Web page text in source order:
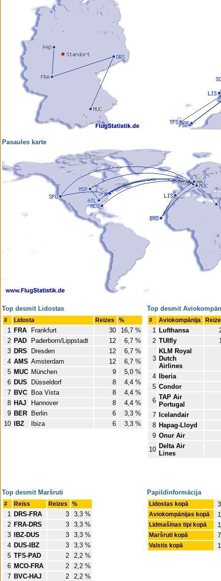
Pasaules karte
Top desmit Lidostas
# Lidosta Reizes %
1 FRA Frankfurt 30
16,7 %
2 PAD Paderborn/Lippstadt 12
6,7 %
3 DRS Dresden 12
6,7 %
4 AMS Amsterdam 12
6,7 %
5 MUC München 9
5,0 %
6 DUS Düsseldorf 8
4,4 %
7 BVC Boa Vista 8
4,4 %
8 HAJ Hannover 8
4,4 %
9 BER Berlin 6
3,3 %
10
IBZ Ibiza 6 3,3 %
Top desmit
# Aviokompānija
1 Lufthansa
2 TUIfly
3
KLM Royal
Dutch
Airlines
4
Iberia
5 Condor
6 TAP Air
Portugal
7
Icelandair
8 Hapag-Lloyd
9 Onur Air
10 Delta Air
Lines
Top desmit Maršruti
# Reiss Reizes %
1 DRS-FRA 3
3,3 %
2 FRA-DRS 3
3,3 %
3
IBZ-DUS 3
3,3 %
4 DUS-IBZ 3
3,3 %
5 TFS-PAD 2
2,2 %
6 MCO-FRA 2
2,2 %
7 BVC-HAJ 2
2,2 %
Papildinformācija
Lidostas kopā
Aviokompānijas kopā
Lidmašīnas tipi kopā
Maršruti kopā
Valstis kopā